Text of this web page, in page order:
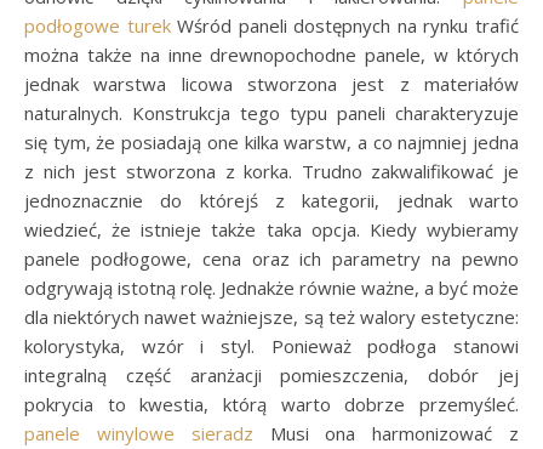
podłogowe turekWśród paneli dostępnych na rynku trafić
można także na inne drewnopochodne panele, w których
jednak warstwa licowa stworzona jest z materiałów
naturalnych. Konstrukcja tego typu paneli charakteryzuje
się tym, że posiadają one kilka warstw, a co najmniej jedna
z nich jest stworzona z korka. Trudno zakwalifikować je
jednoznacznie do którejś z kategorii, jednak warto
wiedzieć, że istnieje także taka opcja. Kiedy wybieramy
panele podłogowe, cena oraz ich parametry na pewno
odgrywają istotną rolę. Jednakże równie ważne, a być może
dla niektórych nawet ważniejsze, są też walory estetyczne:
kolorystyka, wzór i styl. Ponieważ podłoga stanowi
integralną część aranżacji pomieszczenia, dobór jej
pokrycia to kwestia, którą warto dobrze przemyśleć.
panele winylowe sieradz Musi ona harmonizować z